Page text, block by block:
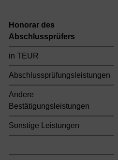
Honorar des
Abschlussprüfers
in TEUR
Abschlussprüfungsleistungen
Andere
Bestätigungsleistungen
Sonstige Leistungen